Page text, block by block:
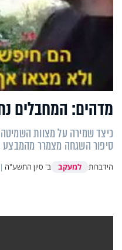
מדהים: המחבלים
כיצד שמירה על מצוות השמיטה
סיפור השגחה מצמרר מהמבצע
הידברות למעקב ב' סיון התשע"ה |